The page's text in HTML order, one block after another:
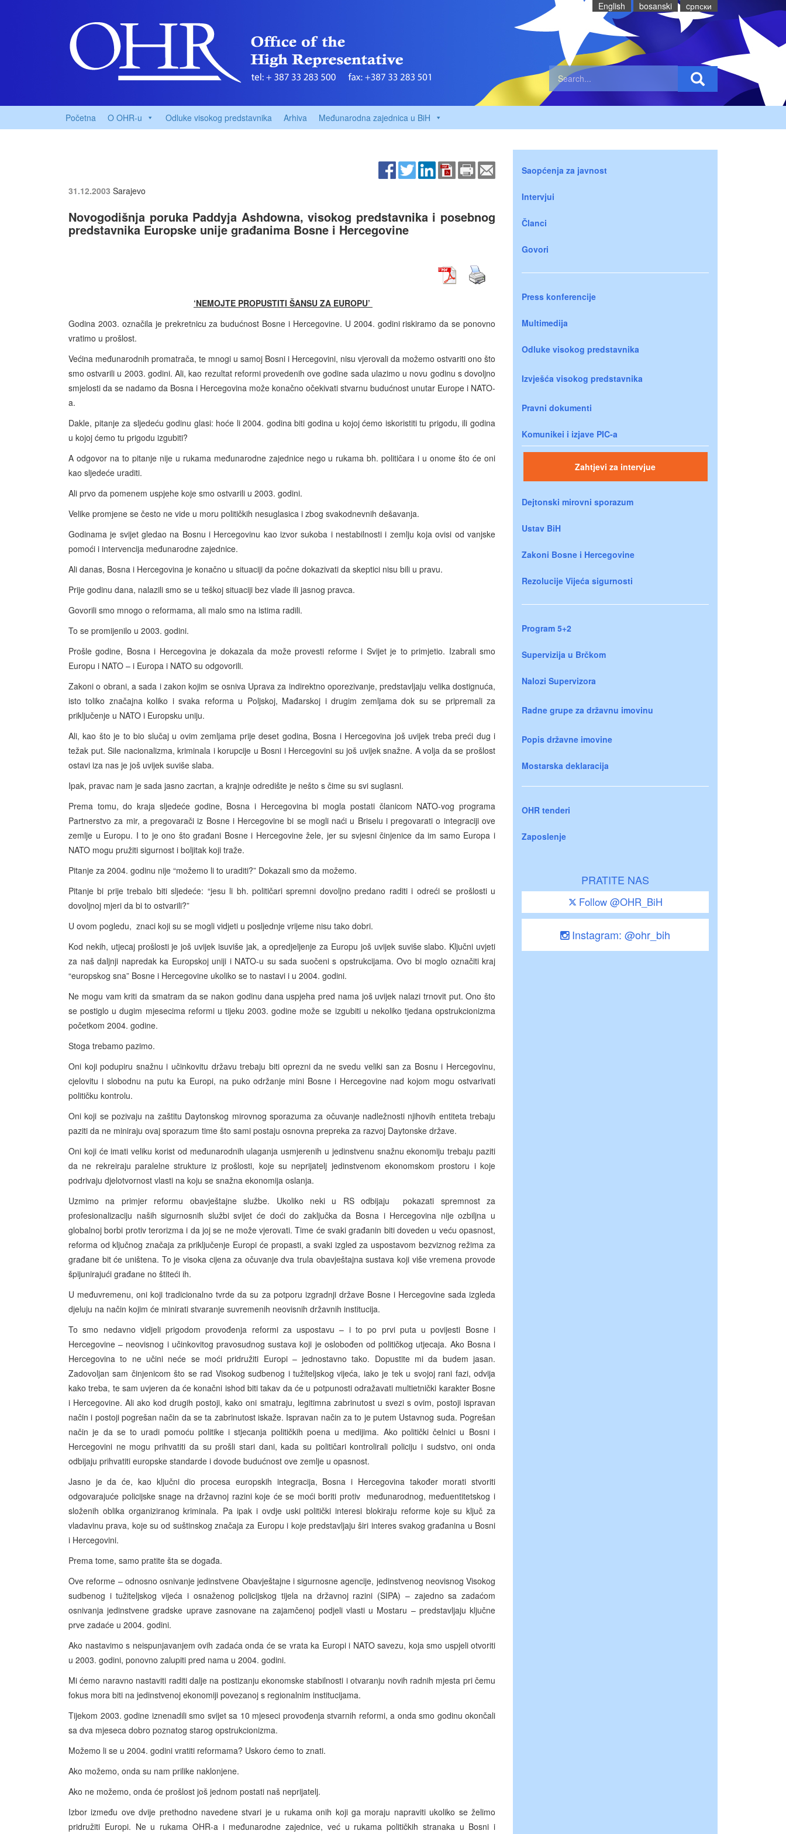
English bosanski cрпски
Početna O OHR-u Odluke visokog predstavnika Arhiva Međunarodna zajednica u BiH
31.12.2003 Sarajevo
Novogodišnja poruka Paddyja Ashdowna, visokog predstavnika i posebnog
predstavnika Europske unije građanima Bosne i Hercegovine
‘NEMOJTE PROPUSTITI ŠANSU ZA EUROPU’
Godina 2003. označila je prekretnicu za budućnost Bosne i Hercegovine. U 2004. godini riskiramo da se ponovno
vratimo u prošlost.
Većina međunarodnih promatrača, te mnogi u samoj Bosni i Hercegovini, nisu vjerovali da možemo ostvariti ono što
smo ostvarili u 2003. godini. Ali, kao rezultat reformi provedenih ove godine sada ulazimo u novu godinu s dovoljno
smjelosti da se nadamo da Bosna i Hercegovina može konačno očekivati stvarnu budućnost unutar Europe i NATO-
a.
Dakle, pitanje za sljedeću godinu glasi: hoće li 2004. godina biti godina u kojoj ćemo iskoristiti tu prigodu, ili godina
u kojoj ćemo tu prigodu izgubiti?
A odgovor na to pitanje nije u rukama međunarodne zajednice nego u rukama bh. političara i u onome što će oni
kao sljedeće uraditi.
Ali prvo da pomenem uspjehe koje smo ostvarili u 2003. godini.
Velike promjene se često ne vide u moru političkih nesuglasica i zbog svakodnevnih dešavanja.
Godinama je svijet gledao na Bosnu i Hercegovinu kao izvor sukoba i nestabilnosti i zemlju koja ovisi od vanjske
pomoći i intervencija međunarodne zajednice.
Ali danas, Bosna i Hercegovina je konačno u situaciji da počne dokazivati da skeptici nisu bili u pravu.
Prije godinu dana, nalazili smo se u teškoj situaciji bez vlade ili jasnog pravca.
Govorili smo mnogo o reformama, ali malo smo na istima radili.
To se promijenilo u 2003. godini.
Prošle godine, Bosna i Hercegovina je dokazala da može provesti reforme i Svijet je to primjetio. Izabrali smo
Europu i NATO – i Europa i NATO su odgovorili.
Zakoni o obrani, a sada i zakon kojim se osniva Uprava za indirektno oporezivanje, predstavljaju velika dostignuća,
isto toliko značajna koliko i svaka reforma u Poljskoj, Mađarskoj i drugim zemljama dok su se pripremali za
priključenje u NATO i Europsku uniju.
Ali, kao što je to bio slučaj u ovim zemljama prije deset godina, Bosna i Hercegovina još uvijek treba preći dug i
težak put. Sile nacionalizma, kriminala i korupcije u Bosni i Hercegovini su još uvijek snažne. A volja da se prošlost
ostavi iza nas je još uvijek suviše slaba.
Ipak, pravac nam je sada jasno zacrtan, a krajnje odredište je nešto s čime su svi suglasni.
Prema tomu, do kraja sljedeće godine, Bosna i Hercegovina bi mogla postati članicom NATO-vog programa
Partnerstvo za mir, a pregovarači iz Bosne i Hercegovine bi se mogli naći u Briselu i pregovarati o integraciji ove
zemlje u Europu. I to je ono što građani Bosne i Hercegovine žele, jer su svjesni činjenice da im samo Europa i
NATO mogu pružiti sigurnost i boljitak koji traže.
Pitanje za 2004. godinu nije “možemo li to uraditi?” Dokazali smo da možemo.
Pitanje bi prije trebalo biti sljedeće: “jesu li bh. političari spremni dovoljno predano raditi i odreći se prošlosti u
dovoljnoj mjeri da bi to ostvarili?”
U ovom pogledu, znaci koji su se mogli vidjeti u posljednje vrijeme nisu tako dobri.
Kod nekih, utjecaj prošlosti je još uvijek isuviše jak, a opredjeljenje za Europu još uvijek suviše slabo. Ključni uvjeti
za naš daljnji napredak ka Europskoj uniji i NATO-u su sada suočeni s opstrukcijama. Ovo bi moglo označiti kraj
“europskog sna” Bosne i Hercegovine ukoliko se to nastavi i u 2004. godini.
Ne mogu vam kriti da smatram da se nakon godinu dana uspjeha pred nama još uvijek nalazi trnovit put. Ono što
se postiglo u dugim mjesecima reformi u tijeku 2003. godine može se izgubiti u nekoliko tjedana opstrukcionizma
početkom 2004. godine.
Stoga trebamo pazimo.
Oni koji podupiru snažnu i učinkovitu državu trebaju biti oprezni da ne svedu veliki san za Bosnu i Hercegovinu,
cjelovitu i slobodnu na putu ka Europi, na puko održanje mini Bosne i Hercegovine nad kojom mogu ostvarivati
političku kontrolu.
Oni koji se pozivaju na zaštitu Daytonskog mirovnog sporazuma za očuvanje nadležnosti njihovih entiteta trebaju
paziti da ne miniraju ovaj sporazum time što sami postaju osnovna prepreka za razvoj Daytonske države.
Oni koji će imati veliku korist od međunarodnih ulaganja usmjerenih u jedinstvenu snažnu ekonomiju trebaju paziti
da ne rekreiraju paralelne strukture iz prošlosti, koje su neprijatelj jedinstvenom ekonomskom prostoru i koje
podrivaju djelotvornost vlasti na koju se snažna ekonomija oslanja.
Uzmimo na primjer reformu obavještajne službe. Ukoliko neki u RS odbijaju pokazati spremnost za
profesionalizaciju naših sigurnosnih službi svijet će doći do zaključka da Bosna i Hercegovina nije ozbiljna u
globalnoj borbi protiv terorizma i da joj se ne može vjerovati. Time će svaki građanin biti doveden u veću opasnost,
reforma od ključnog značaja za priključenje Europi će propasti, a svaki izgled za uspostavom bezviznog režima za
građane bit će uništena. To je visoka cijena za očuvanje dva trula obavještajna sustava koji više vremena provode
špijunirajući građane no štiteći ih.
U međuvremenu, oni koji tradicionalno tvrde da su za potporu izgradnji države Bosne i Hercegovine sada izgleda
djeluju na način kojim će minirati stvaranje suvremenih neovisnih državnih institucija.
To smo nedavno vidjeli prigodom provođenja reformi za uspostavu – i to po prvi puta u povijesti Bosne i
Hercegovine – neovisnog i učinkovitog pravosudnog sustava koji je oslobođen od političkog utjecaja. Ako Bosna i
Hercegovina to ne učini neće se moći pridružiti Europi – jednostavno tako. Dopustite mi da budem jasan.
Zadovoljan sam činjenicom što se rad Visokog sudbenog i tužiteljskog vijeća, iako je tek u svojoj rani fazi, odvija
kako treba, te sam uvjeren da će konačni ishod biti takav da će u potpunosti odražavati multietnički karakter Bosne
i Hercegovine. Ali ako kod drugih postoji, kako oni smatraju, legitimna zabrinutost u svezi s ovim, postoji ispravan
način i postoji pogrešan način da se ta zabrinutost iskaže. Ispravan način za to je putem Ustavnog suda. Pogrešan
način je da se to uradi pomoću politike i stjecanja političkih poena u medijima. Ako politički čelnici u Bosni i
Hercegovini ne mogu prihvatiti da su prošli stari dani, kada su političari kontrolirali policiju i sudstvo, oni onda
odbijaju prihvatiti europske standarde i dovode budućnost ove zemlje u opasnost.
Jasno je da će, kao ključni dio procesa europskih integracija, Bosna i Hercegovina također morati stvoriti
odgovarajuće policijske snage na državnoj razini koje će se moći boriti protiv međunarodnog, međuentitetskog i
složenih oblika organiziranog kriminala. Pa ipak i ovdje uski politički interesi blokiraju reforme koje su ključ za
vladavinu prava, koje su od suštinskog značaja za Europu i koje predstavljaju širi interes svakog građanina u Bosni
i Hercegovini.
Prema tome, samo pratite šta se događa.
Ove reforme – odnosno osnivanje jedinstvene Obavještajne i sigurnosne agencije, jedinstvenog neovisnog Visokog
sudbenog i tužiteljskog vijeća i osnaženog policijskog tijela na državnoj razini (SIPA) – zajedno sa zadaćom
osnivanja jedinstvene gradske uprave zasnovane na zajamčenoj podjeli vlasti u Mostaru – predstavljaju ključne
prve zadaće u 2004. godini.
Ako nastavimo s neispunjavanjem ovih zadaća onda će se vrata ka Europi i NATO savezu, koja smo uspjeli otvoriti
u 2003. godini, ponovno zalupiti pred nama u 2004. godini.
Mi ćemo naravno nastaviti raditi dalje na postizanju ekonomske stabilnosti i otvaranju novih radnih mjesta pri čemu
fokus mora biti na jedinstvenoj ekonomiji povezanoj s regionalnim institucijama.
Tijekom 2003. godine iznenadili smo svijet sa 10 mjeseci provođenja stvarnih reformi, a onda smo godinu okončali
sa dva mjeseca dobro poznatog starog opstrukcionizma.
Možemo li se u 2004. godini vratiti reformama? Uskoro ćemo to znati.
Ako možemo, onda su nam prilike naklonjene.
Ako ne možemo, onda će prošlost još jednom postati naš neprijatelj.
Izbor između ove dvije prethodno navedene stvari je u rukama onih koji ga moraju napraviti ukoliko se želimo
pridružiti Europi. Ne u rukama OHR-a i međunarodne zajednice, već u rukama političkih stranaka u Bosni i
Saopćenja za javnost
Intervjui
Članci
Govori
Press konferencije
Multimedija
Odluke visokog predstavnika
Izvješća visokog predstavnika
Pravni dokumenti
Komunikei i izjave PIC-a
Zahtjevi za intervjue
Dejtonski mirovni sporazum
Ustav BiH
Zakoni Bosne i Hercegovine
Rezolucije Vijeća sigurnosti
Program 5+2
Supervizija u Brčkom
Nalozi Supervizora
Radne grupe za državnu imovinu
Popis državne imovine
Mostarska deklaracija
OHR tenderi
Zaposlenje
PRATITE NAS
Follow @OHR_BiH
Instagram: @ohr_bih